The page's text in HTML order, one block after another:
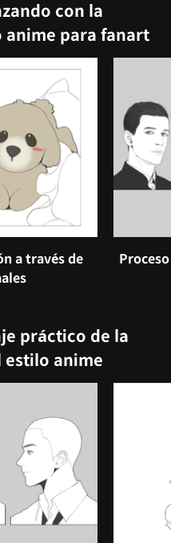
con la
anime para fanart
a través de
práctico de la
estilo anime